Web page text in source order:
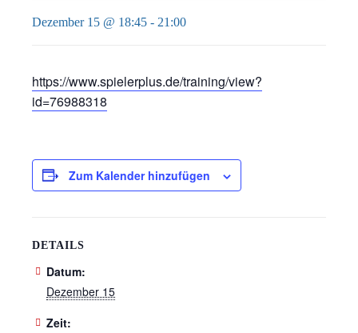
Dezember 15 @ 18:45 - 21:00
https://www.spielerplus.de/training/view?
id=76988318
Zum Kalender hinzufügen
DETAILS
Datum:
Dezember 15
Zeit: